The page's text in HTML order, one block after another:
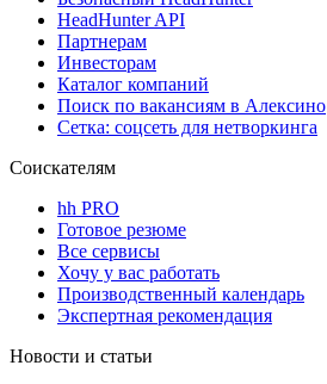
HeadHunter API
Партнерам
Инвесторам
Каталог компаний
Поиск по вакансиям в Алексино
Сетка: соцсеть для нетворкинга
Соискателям
hh PRO
Готовое резюме
Все сервисы
Хочу у вас работать
Производственный календарь
Экспертная рекомендация
Новости и статьи